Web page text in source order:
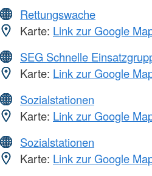
Rettungswache
Karte: Link zur Google
SEG Schnelle
Karte: Link zur Google
Sozialstationen
Karte: Link zur Google
Sozialstationen
Karte: Link zur Google